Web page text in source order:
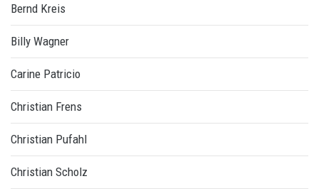
Bernd Kreis
Billy Wagner
Carine Patricio
Christian Frens
Christian Pufahl
Christian Scholz